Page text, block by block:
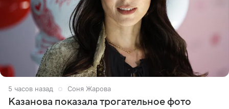
5 часов назад Соня Жарова
Казанова показала трогательное фото